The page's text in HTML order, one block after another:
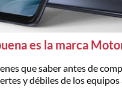
es la marca
que saber antes de
y débiles de los equipos